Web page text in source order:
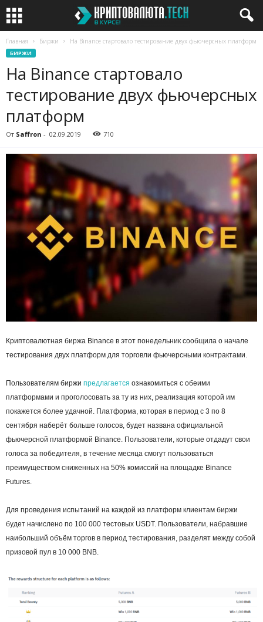
Главная Биржи На Binance стартовало тестирование двух фьючерсных платформ
БИРЖИ
На Binance стартовало
тестирование двух фьючерсных
платформ
От Saffron - 02.09.2019 710
Криптовалютная биржа Binance в этот понедельник сообщила о начале
тестирования двух платформ для торговли фьючерсными контрактами.
Пользователям биржи предлагается ознакомиться с обеими
платформами и проголосовать за ту из них, реализация которой им
покажется более удачной. Платформа, которая в период с 3 по 8
сентября наберёт больше голосов, будет названа официальной
фьючерсной платформой Binance. Пользователи, которые отдадут свои
голоса за победителя, в течение месяца смогут пользоваться
преимуществом сниженных на 50% комиссий на площадке Binance
Futures.
Для проведения испытаний на каждой из платформ клиентам биржи
будет начислено по 100 000 тестовых USDT. Пользователи, набравшие
наибольший объём торгов в период тестирования, разделят между собой
призовой пул в 10 000 BNB.